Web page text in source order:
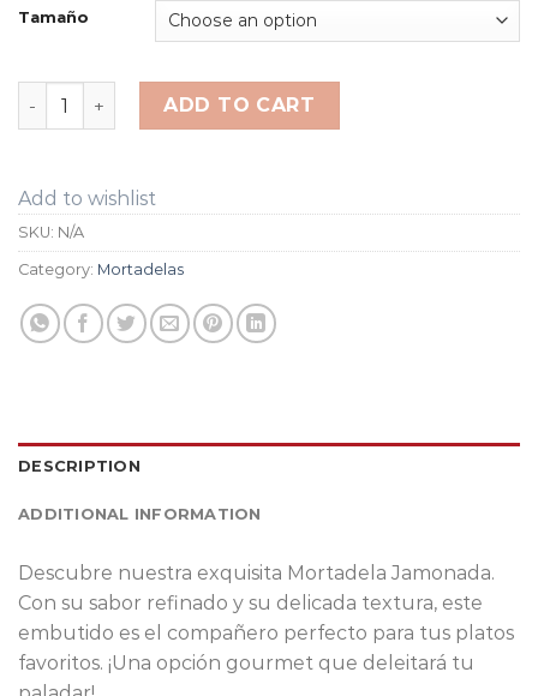
Tamaño
Mortadela Jamonada quantity
ADD TO CART
Add to wishlist
SKU: N/A
Category: Mortadelas
DESCRIPTION
ADDITIONAL INFORMATION
Descubre nuestra exquisita Mortadela Jamonada.
Con su sabor refinado y su delicada textura, este
embutido es el compañero perfecto para tus platos
favoritos. ¡Una opción gourmet que deleitará tu